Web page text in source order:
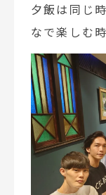
夕飯は同じ
なで楽しむ